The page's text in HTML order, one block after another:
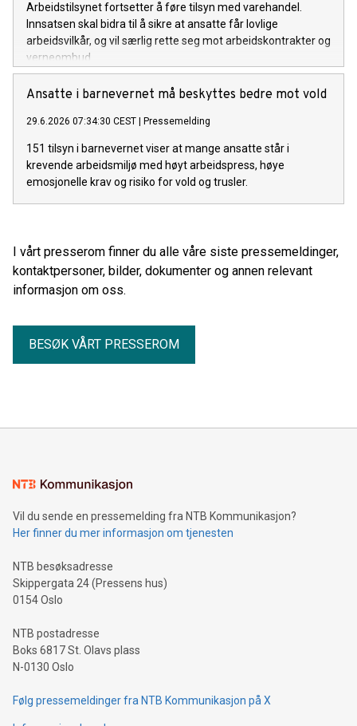
Arbeidstilsynet fortsetter å føre tilsyn med varehandel.
Innsatsen skal bidra til å sikre at ansatte får lovlige
arbeidsvilkår, og vil særlig rette seg mot arbeidskontrakter og
verneombud.
Ansatte i barnevernet må beskyttes bedre mot vold
29.6.2026 07:34:30 CEST Pressemelding
151 tilsyn i barnevernet viser at mange ansatte står i
krevende arbeidsmiljø med høyt arbeidspress, høye
emosjonelle krav og risiko for vold og trusler.
I vårt presserom finner du alle våre siste pressemeldinger,
kontaktpersoner, bilder, dokumenter og annen relevant
informasjon om oss.
BESØK VÅRT PRESSEROM
Vil du sende en pressemelding fra NTB Kommunikasjon?
Her finner du mer informasjon om tjenesten
NTB besøksadresse
Skippergata 24 (Pressens hus)
0154 Oslo
NTB postadresse
Boks 6817 St. Olavs plass
N-0130 Oslo
Følg pressemeldinger fra NTB Kommunikasjon på X